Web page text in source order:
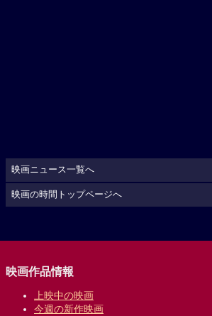
映画ニュース一覧へ
映画の時間トップページへ
映画作品情報
上映中の映画
今週の新作映画